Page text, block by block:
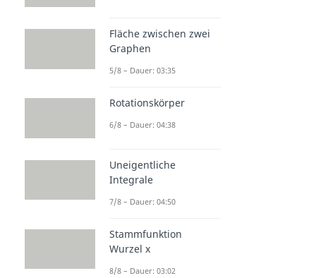
Fläche zwischen zwei
Graphen
5/8 – Dauer: 03:35
Rotationskörper
6/8 – Dauer: 04:38
Uneigentliche
Integrale
7/8 – Dauer: 04:50
Stammfunktion
Wurzel x
8/8 – Dauer: 03:02